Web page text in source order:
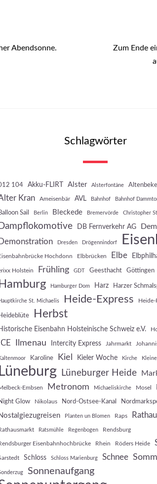
Abendsonne.
Zum Ende
Schlagwörter
104 Akku-FLIRT Alster Alsterfontäne
Kran Ameisenbär AVL Bahnhof Bahnhof
Sail Berlin Bleckede Bremervörde Christopher
Dampflokomotive DB Fernverkehr AG
Demonstration Dresden Drögennindorf
Hochdonn Elbbrücken Elbe
Holstein Frühling GDT Geesthacht Göttingen
Hamburg Hamburger Dom Harz Harzer
St. Michaelis Heide-Express Heide-
Herbst
Eisenbahn Holsteinische Schweiz e.V.
ICE Ilmenau Intercity Express Jahrmarkt
Karoline Kiel Kieler Woche Kirche
Lüneburg Lüneburger Heide
Embsen Metronom Michaeliskirche Mosel
Glow Nikolaus Nord-Ostsee-Kanal
Planten un Blomen Raps
Ratsmühle Regenbogen Rendsburg
Eisenbahnhochbrücke Rhein Röders Heide
Schloss Schloss Marienburg Schnee
Sonnenaufgang